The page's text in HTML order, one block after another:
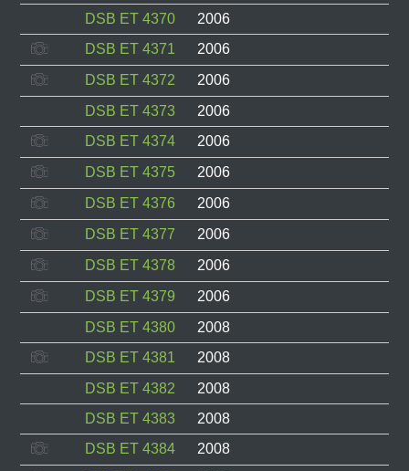
DSB ET 4370 2006
DSB ET 4371
2006
DSB ET 4372
2006
DSB ET 4373
2006
DSB ET 4374
2006
DSB ET 4375
2006
DSB ET 4376
2006
DSB ET 4377
2006
DSB ET 4378
2006
DSB ET 4379
2006
DSB ET 4380
2008
DSB ET 4381
2008
DSB ET 4382
2008
DSB ET 4383
2008
DSB ET 4384
2008